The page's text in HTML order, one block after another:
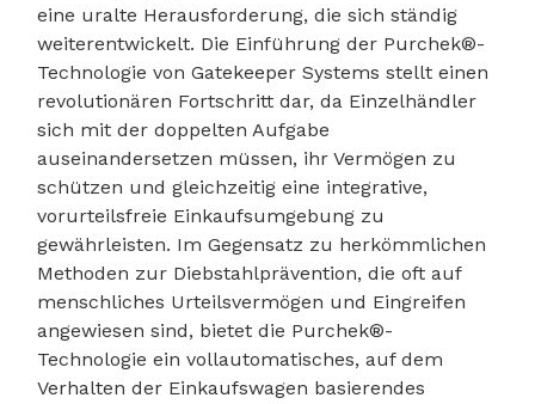
eine uralte Herausforderung, die sich ständig
weiterentwickelt. Die Einführung der Purchek®-
Technologie von Gatekeeper Systems stellt einen
revolutionären Fortschritt dar, da Einzelhändler
sich mit der doppelten Aufgabe
auseinandersetzen müssen, ihr Vermögen zu
schützen und gleichzeitig eine integrative,
vorurteilsfreie Einkaufsumgebung zu
gewährleisten. Im Gegensatz zu herkömmlichen
Methoden zur Diebstahlprävention, die oft auf
menschliches Urteilsvermögen und Eingreifen
angewiesen sind, bietet die Purchek®-
Technologie ein vollautomatisches, auf dem
Verhalten der Einkaufswagen basierendes